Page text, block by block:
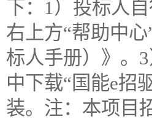
下：1）投标人
右上方“帮助中
标人手册）》。
中下载“国能e招
装。注：本项目